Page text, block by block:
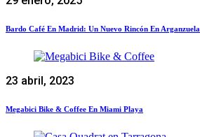
Bardo Café En Madrid: Un Nuevo Rincón En Arganzuela
23 abril, 2023
Megabici Bike & Coffee En Miami Playa